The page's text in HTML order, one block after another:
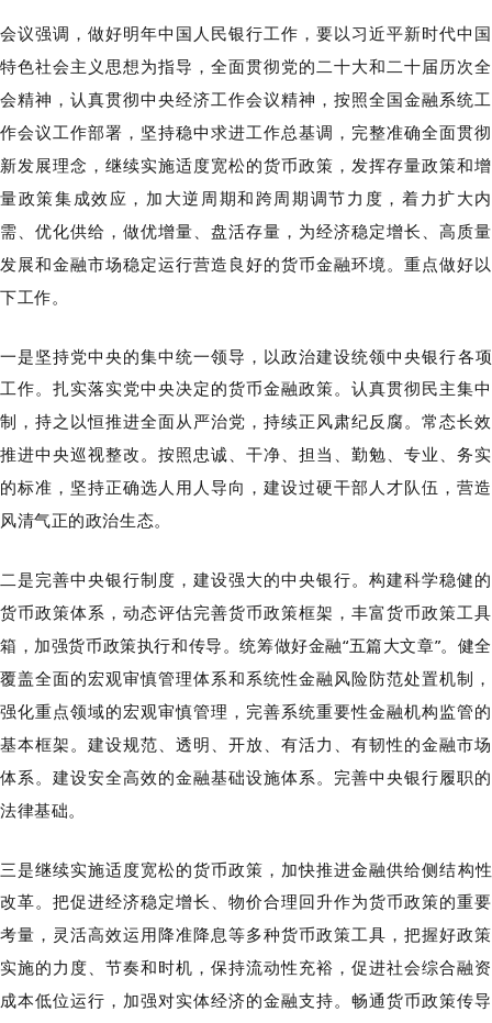
会议强调，做好明年中国人民银行工作，要以习近平新时代中国
特色社会主义思想为指导，全面贯彻党的二十大和二十届历次全
会精神，认真贯彻中央经济工作会议精神，按照全国金融系统工
作会议工作部署，坚持稳中求进工作总基调，完整准确全面贯彻
新发展理念，继续实施适度宽松的货币政策，发挥存量政策和增
量政策集成效应，加大逆周期和跨周期调节力度，着力扩大内
需、优化供给，做优增量、盘活存量，为经济稳定增长、高质量
发展和金融市场稳定运行营造良好的货币金融环境。重点做好以
下工作。
一是坚持党中央的集中统一领导，以政治建设统领中央银行各项
工作。 扎实落实党中央决定的货币金融政策。认真贯彻民主集中
制，持之以恒推进全面从严治党，持续正风肃纪反腐。常态长效
推进中央巡视整改。按照忠诚、干净、担当、勤勉、专业、务实
的标准，坚持正确选人用人导向，建设过硬干部人才队伍，营造
风清气正的政治生态。
二是完善中央银行制度 ，建设强大的中央银行。 构建科学稳健的
货币政策体系，动态评估完善货币政策框架，丰富货币政策工具
箱，加强货币政策执行和传导。统筹做好金融“五篇大文章”。健全
覆盖全面的宏观审慎管理体系和系统性金融风险防范处置机制，
强化重点领域的宏观审慎管理，完善系统重要性金融机构监管的
基本框架。建设规范、透明、开放、有活力、有韧性的金融市场
体系。建设安全高效的金融基础设施体系。完善中央银行履职的
法律基础。
三是继续实施适度宽松的货币政策，加快推进金融供给侧结构性
改革。 把促进经济稳定增长、物价合理回升作为货币政策的重要
考量，灵活高效运用降准降息等多种货币政策工具，把握好政策
实施的力度、节奏和时机，保持流动性充裕，促进社会综合融资
成本低位运行，加强对实体经济的金融支持。畅通货币政策传导